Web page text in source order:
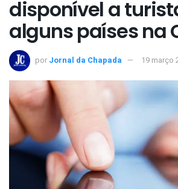
disponível a
alguns países na
por Jornal da Chapada 19 março